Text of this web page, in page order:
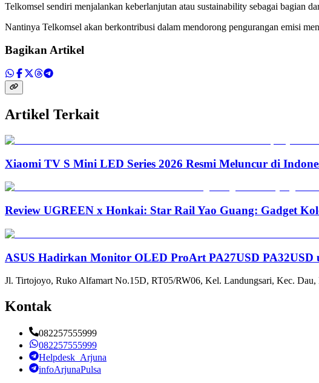
Telkomsel sendiri menjalankan keberlanjutan atau sustainability sebagai bagian
Nantinya Telkomsel akan berkontribusi dalam mendorong pengurangan emisi
Bagikan Artikel
Artikel Terkait
Xiaomi TV S Mini LED Series 2026 Resmi Meluncur di
Review UGREEN x Honkai: Star Rail Yao Guang: Gadget
ASUS Hadirkan Monitor OLED ProArt PA27USD PA32USD
Jl. Tirtojoyo, Ruko Alfamart No.15D, RT05/RW06, Kel. Landungsari, Kec. Dau,
Kontak
082257555999
082257555999
Helpdesk_Arjuna
infoArjunaPulsa